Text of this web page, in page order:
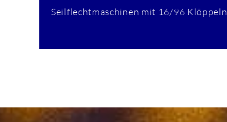
Seilflechtmaschinen mit 16/96 Klöppeln